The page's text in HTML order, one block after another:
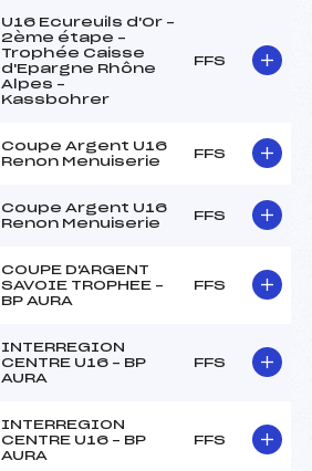
U16 Ecureuils d'Or –
2ème étape –
Trophée Caisse
d'Epargne Rhône
Alpes –
Kassbohrer
FFS
Coupe Argent U16
Renon Menuiserie
FFS
Coupe Argent U16
Renon Menuiserie
FFS
COUPE D'ARGENT
SAVOIE TROPHEE –
BP AURA
FFS
INTERREGION
CENTRE U16 – BP
AURA
FFS
INTERREGION
CENTRE U16 – BP
AURA
FFS